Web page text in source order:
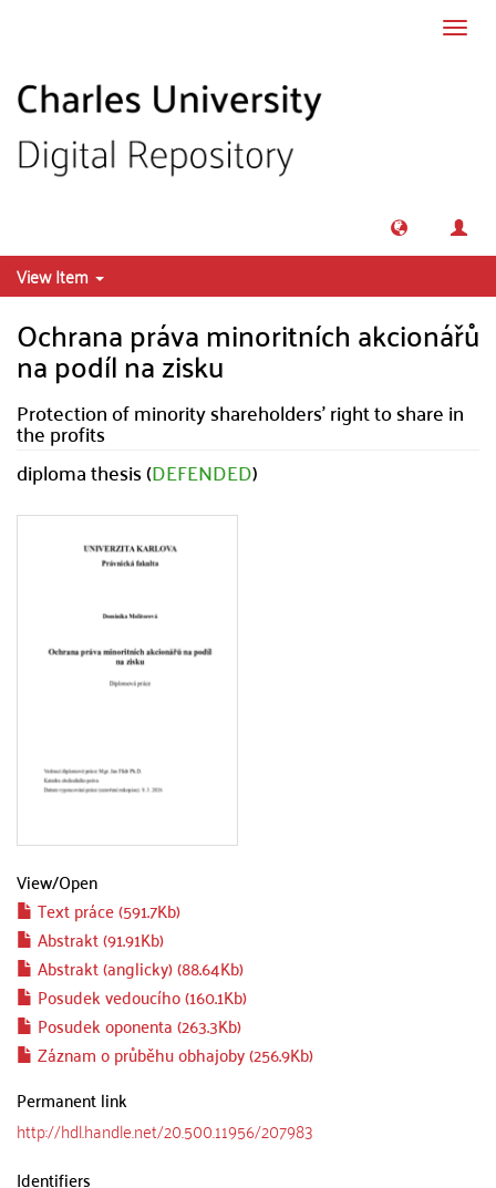
View Item
Ochrana práva minoritních akcionářů
na podíl na zisku
Protection of minority shareholders' right to share in
the profits
diploma thesis (DEFENDED)
View/Open
Text práce (591.7Kb)
Abstrakt (91.91Kb)
Abstrakt (anglicky) (88.64Kb)
Posudek vedoucího (160.1Kb)
Posudek oponenta (263.3Kb)
Záznam o průběhu obhajoby (256.9Kb)
Permanent link
http://hdl.handle.net/20.500.11956/207983
Identifiers